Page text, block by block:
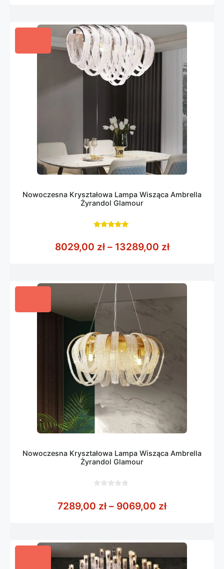
Nowoczesna Kryształowa Lampa Wisząca Ambrella
Żyrandol Glamour
8029,00 zł – 13289,00 złZakres
Nowoczesna Kryształowa Lampa Wisząca Ambrella
Żyrandol Glamour
5
7289,00 zł – 9069,00 złZakres cen: